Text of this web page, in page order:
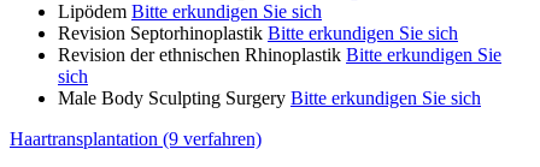
Lipödem Bitte erkundigen Sie sich
Revision Septorhinoplastik Bitte erkundigen Sie sich
Revision der ethnischen Rhinoplastik Bitte erkundigen Sie
sich
Male Body Sculpting Surgery Bitte erkundigen Sie sich
Haartransplantation (9 verfahren)